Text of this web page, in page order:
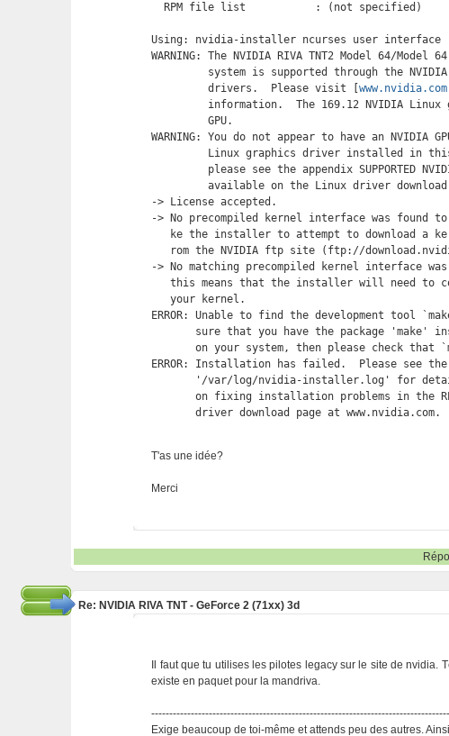
  RPM file list           : (not specified)
Using: nvidia-installer ncurses user interface
WARNING: The NVIDIA RIVA TNT2 Model 64/
system is supported through the
         drivers.  Please visit [
www.nvidia.com
information.  The 169.12 NVIDIA Linux
         GPU.
WARNING: You do not appear to have an NVIDIA
Linux graphics driver installed in
please see the appendix SUPPORTED
available on the Linux driver
-> License accepted.
-> No precompiled kernel interface was found
ke the installer to attempt to download a
rom the NVIDIA ftp site (ftp://
-> No matching precompiled kernel interface
this means that the installer will need to
   your kernel.
ERROR: Unable to find the development tool
sure that you have the package 'make'
on your system, then please check that
ERROR: Installation has failed.  Please see
'/var/log/nvidia-installer.log' for
on fixing installation problems in the
       driver download page at www.nvidia.com.
T'as une idée?
Merci
Re: NVIDIA RIVA TNT - GeForce 2 (71xx) 3d
Il faut que tu utilises les pilotes legacy sur le site de
existe en paquet pour la mandriva.
Exige beaucoup de toi-même et attends peu des autres.